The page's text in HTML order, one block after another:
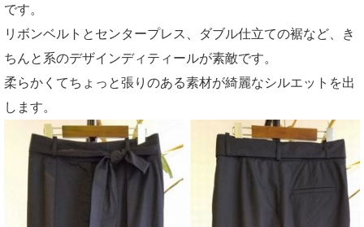
です。
リボンベルトとセンタープレス、ダブル仕立ての裾など、き
ちんと系のデザインディティールが素敵です。
柔らかくてちょっと張りのある素材が綺麗なシルエットを出
します。